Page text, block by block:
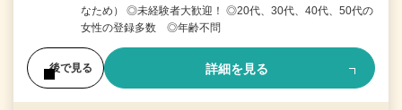
なため） ◎未経験者大歓迎！ ◎20代、30代、40代、50代の
女性の登録多数 ◎年齢不問
後で見る 詳細を見る